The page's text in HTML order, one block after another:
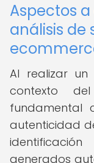
Aspectos
análisis de
Al realizar un
contexto
fundamental
autenticidad
generados